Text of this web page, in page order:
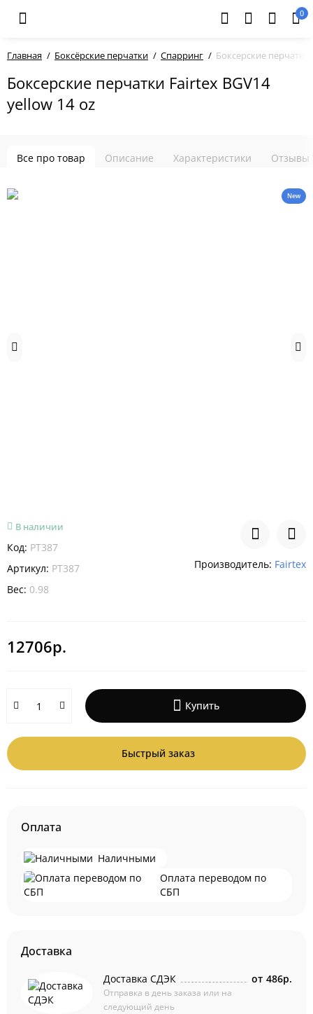
0
Главная Боксёрские перчатки Спарринг Боксерские перчатки
Боксерские перчатки Fairtex BGV14
yellow 14 oz
Все про товар Описание Характеристики Отзывы
New
В наличии
Код: PT387
Артикул: PT387
Вес: 0.98
Производитель: Fairtex
12706р.
Купить
Быстрый заказ
Оплата
Наличными
Оплата переводом по
СБП
Доставка
Доставка СДЭК
Отправка в день заказа или на
следующий день
от 486р.